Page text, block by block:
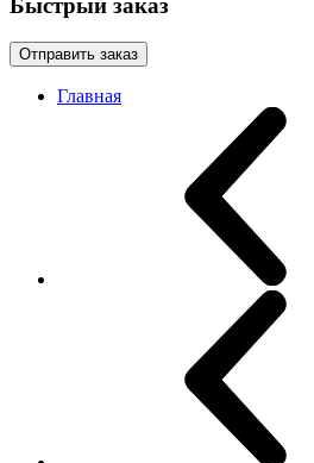
Быстрый заказ
Отправить заказ
Главная